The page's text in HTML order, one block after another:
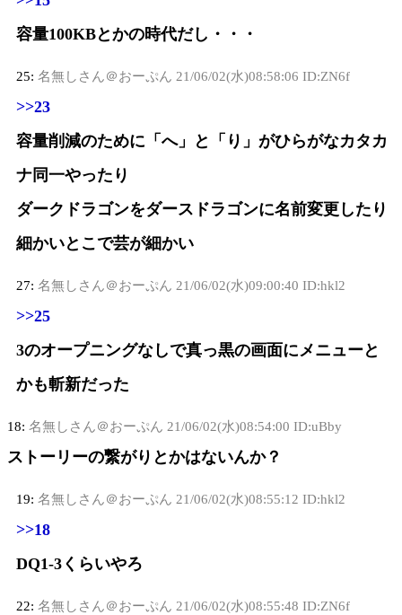
容量100KBとかの時代だし・・・
25: 名無しさん＠おーぷん 21/06/02(水)08:58:06 ID:ZN6f
>>23
容量削減のために「へ」と「り」がひらがなカタカ
ナ同一やったり
ダークドラゴンをダースドラゴンに名前変更したり
細かいとこで芸が細かい
27: 名無しさん＠おーぷん 21/06/02(水)09:00:40 ID:hkl2
>>25
3のオープニングなしで真っ黒の画面にメニューと
かも斬新だった
18: 名無しさん＠おーぷん 21/06/02(水)08:54:00 ID:uBby
ストーリーの繋がりとかはないんか？
19: 名無しさん＠おーぷん 21/06/02(水)08:55:12 ID:hkl2
>>18
DQ1-3くらいやろ
22: 名無しさん＠おーぷん 21/06/02(水)08:55:48 ID:ZN6f